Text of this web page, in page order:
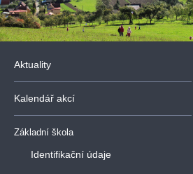
Aktuality
Kalendář akcí
Základní škola
Identifikační údaje